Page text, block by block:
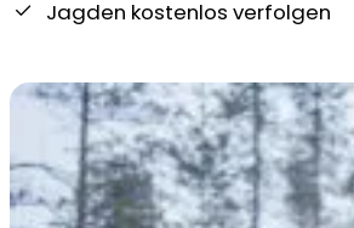
Jagden kostenlos verfolgen